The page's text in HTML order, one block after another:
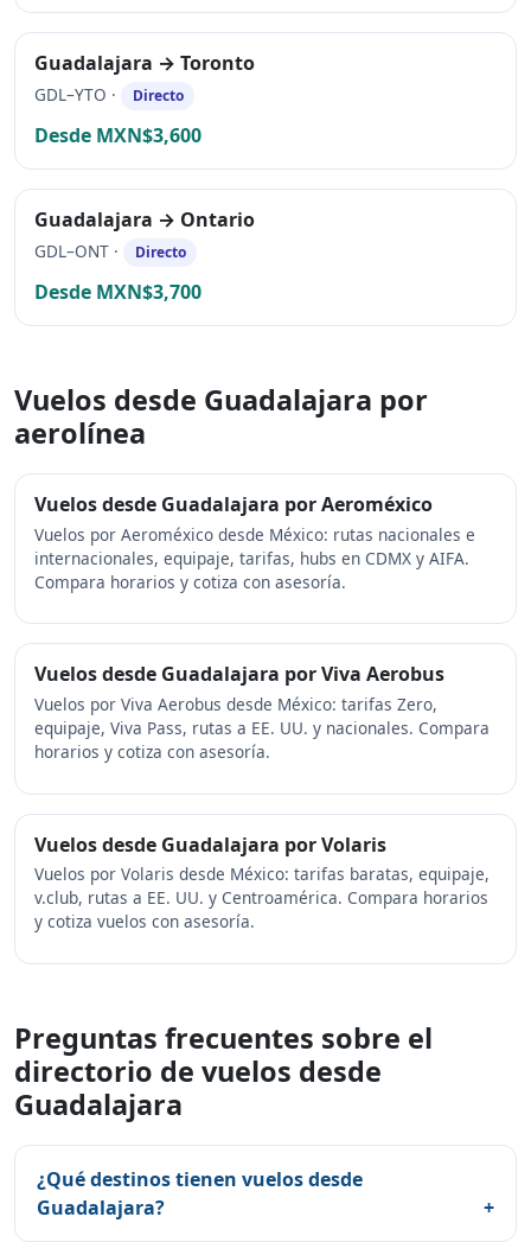
Guadalajara → Toronto
GDL–YTO · Directo
Desde MXN$3,600
Guadalajara → Ontario
GDL–ONT · Directo
Desde MXN$3,700
Vuelos desde Guadalajara por
aerolínea
Vuelos desde Guadalajara por Aeroméxico
Vuelos por Aeroméxico desde México: rutas nacionales e
internacionales, equipaje, tarifas, hubs en CDMX y AIFA.
Compara horarios y cotiza con asesoría.
Vuelos desde Guadalajara por Viva Aerobus
Vuelos por Viva Aerobus desde México: tarifas Zero,
equipaje, Viva Pass, rutas a EE. UU. y nacionales. Compara
horarios y cotiza con asesoría.
Vuelos desde Guadalajara por Volaris
Vuelos por Volaris desde México: tarifas baratas, equipaje,
v.club, rutas a EE. UU. y Centroamérica. Compara horarios
y cotiza vuelos con asesoría.
Preguntas frecuentes sobre el
directorio de vuelos desde
Guadalajara
¿Qué destinos tienen vuelos desde
Guadalajara?